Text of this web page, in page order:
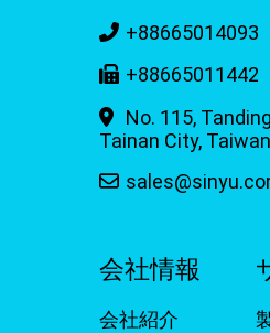
+88665014093
+88665011442
No. 115,
Tainan City, Taiwan
会社情報
会社紹介